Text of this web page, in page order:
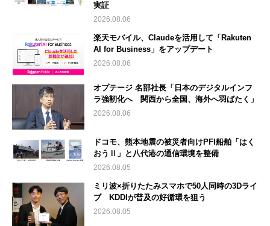
実証
2026.08.06
楽天モバイル、Claudeを活用して「Rakuten
AI for Business」をアップデート
2026.08.06
オプテージ 名部社長「日本のデジタルインフ
ラ強靭化へ 関西から全国、海外へ羽ばたく」
2026.08.06
ドコモ、熊本地震の被災者向けPFI船舶「はく
おうⅡ」と八代港の通信環境を整備
2026.08.05
ミリ波×折りたたみスマホで50人同時の3Dライ
ブ KDDIが普及の好循環を狙う
2026.08.05